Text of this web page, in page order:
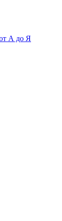
А до Я